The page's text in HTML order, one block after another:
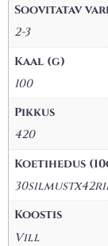
Soovitatav
2-3
Kaal (g)
100
Pikkus
420
Koetihedus
Koostis
Vill